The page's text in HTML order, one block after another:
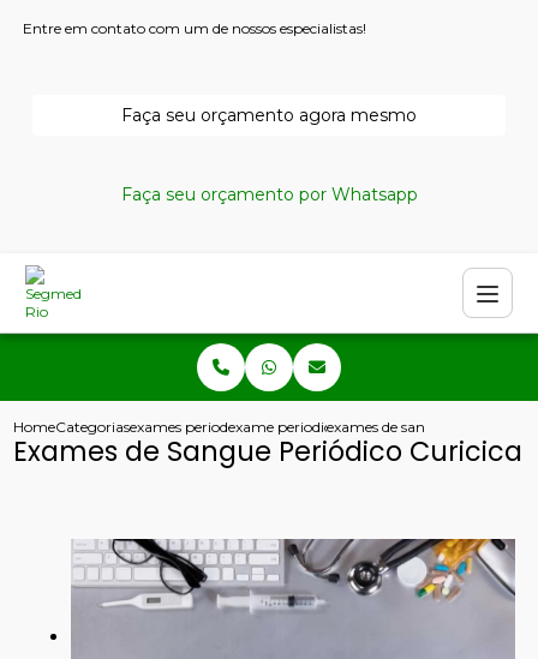
Entre em contato com um de nossos especialistas!
Faça seu orçamento agora mesmo
Faça seu orçamento por Whatsapp
HomeCategoriasexames periodicosexame periodico inaptoexames de sangue periodico
Exames de Sangue Periódico Curicica